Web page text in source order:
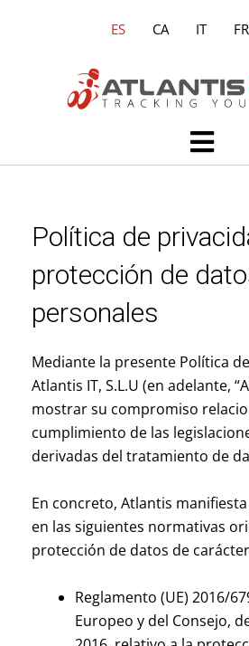
ES CA IT FR
Main
Menu
Política de
protección de
personales
Mediante la presente Política
Atlantis IT, S.L.U (en adelante,
mostrar su compromiso
cumplimiento de las
derivadas del tratamiento de
En concreto, Atlantis
en las siguientes normativas
protección de datos de
Reglamento (UE) 2016/
Europeo y del Consejo,